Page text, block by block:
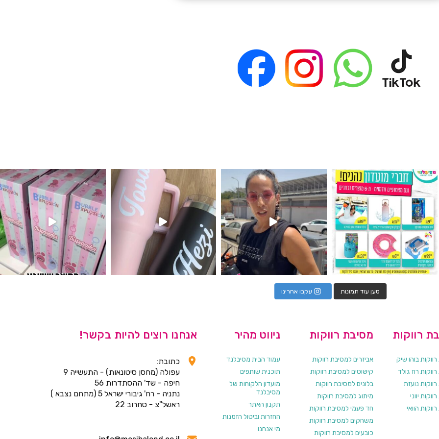
מין העובר רק במסיבלנד !! קיים
כוס נירוסטה ענקית שכול אחד צריך! קיימת באתר ובסניהמוצר הכי מבוקש שלנו מטף לגילוי מין העובר חזר למלא
טען עוד תמונות עקבו אחרינו
אנחנו רוצים להיות בקשר!
כתובת:
עפולה (מחסן סיטונאות) - התעשייה 9
חיפה - שד' ההסתדרות 56
נתניה - רח' גיבורי ישראל 5 (מתחם נצבא )
ראשל"צ - סחרוב 22
ניווט מהיר
עמוד הבית מסיבלנד
תוכנית שותפים
מועדון הלקוחות של
מסיבלנד
תקנון האתר
החזרות וביטול הזמנות
מי אנחנו
מסיבת רווקות
אביזרים למסיבת רווקות
קישוטים למסיבת רווקות
בלונים למסיבת רווקות
מיתוג למסיבת רווקות
חד פעמי למסיבת רווקות
משחקים למסיבת רווקות
כובעים למסיבת רווקות
רווקות
בוהו שיק
רוז גולד
נועזת
יווני
הוואי